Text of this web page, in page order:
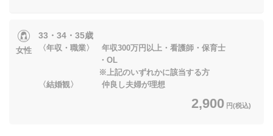
女性
33・34・35歳
〈年収・職業〉 年収300万円以上・看護師・保育士
・OL
※上記のいずれかに該当する方
〈結婚観〉 仲良し夫婦が理想
2,900 円(税込)